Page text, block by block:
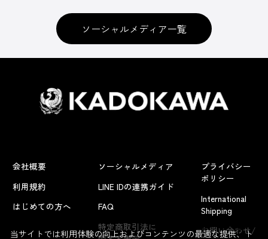
よくあるお問い合わせ
ソーシャルメディア一覧
会社概要
利用規約
はじめての方へ
ソーシャルメディア
LINE IDの連携ガイド
FAQ
特定商取引法に
プライバシー
ポリシー
International
Shipping
お問い合わせ/
当サイトでは利用体験の向上およびコンテンツの最適な提供、ト